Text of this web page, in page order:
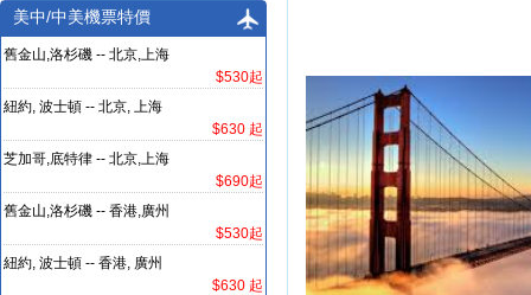
美中/中美機票特價
舊金山,洛杉磯 -- 北京,上海
$530起
紐約, 波士頓 -- 北京, 上海
$630 起
芝加哥,底特律 -- 北京,上海
$690起
舊金山,洛杉磯 -- 香港,廣州
$530起
紐約, 波士頓 -- 香港, 廣州
$630 起